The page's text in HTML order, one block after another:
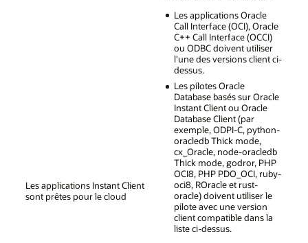
Les applications Instant Client
sont prêtes pour le cloud
Les applications Oracle
Call Interface (OCI), Oracle
C++ Call Interface (OCCI)
ou ODBC doivent utiliser
l'une des versions client ci-
dessus.
Les pilotes Oracle
Database basés sur Oracle
Instant Client ou Oracle
Database Client (par
exemple, ODPI-C, python-
oracledb Thick mode,
cx_Oracle, node-oracledb
Thick mode, godror, PHP
OCI8, PHP PDO_OCI, ruby-
oci8, ROracle et rust-
oracle) doivent utiliser le
pilote avec une version
client compatible dans la
liste ci-dessus.